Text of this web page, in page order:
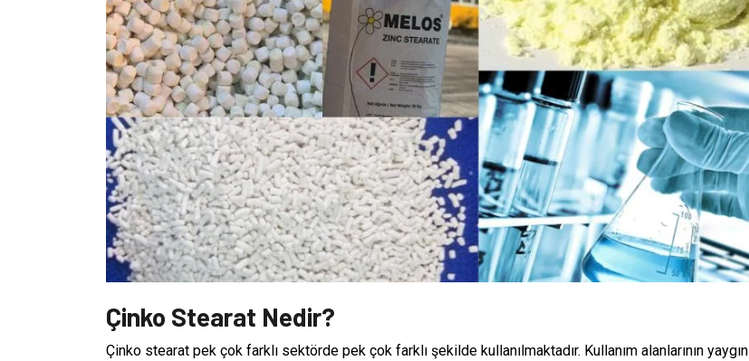
Çinko Stearat Nedir?
Çinko stearat pek çok farklı sektörde pek çok farklı şekilde kullanılmaktadır. Kullanım alanlarının yaygın